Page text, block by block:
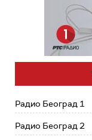
Радио Београд 1
Радио Београд 2